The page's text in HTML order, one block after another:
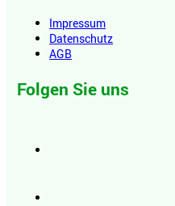
Impressum
Datenschutz
AGB
Folgen Sie uns